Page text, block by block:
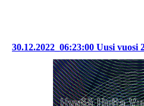
30.12.2022_06:23:00 Uusi vuosi